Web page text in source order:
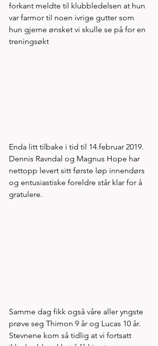
forkant meldte til klubbledelsen at hun
var farmor til noen ivrige gutter som
hun gjerne ønsket vi skulle se på for en
treningsøkt
Enda litt tilbake i tid til 14.februar 2019.
Dennis Ravndal og Magnus Hope har
nettopp levert sitt første løp innendørs
og entusiastiske foreldre står klar for å
gratulere.
Samme dag fikk også våre aller yngste
prøve seg Thimon 9 år og Lucas 10 år.
Stevnene kom så tidlig at vi fortsatt